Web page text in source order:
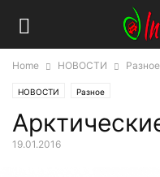
Home НОВОСТИ Разное
НОВОСТИ Разное
19.01.2016